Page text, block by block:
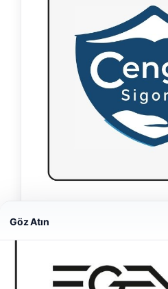
26/05/2026
Göz Atın